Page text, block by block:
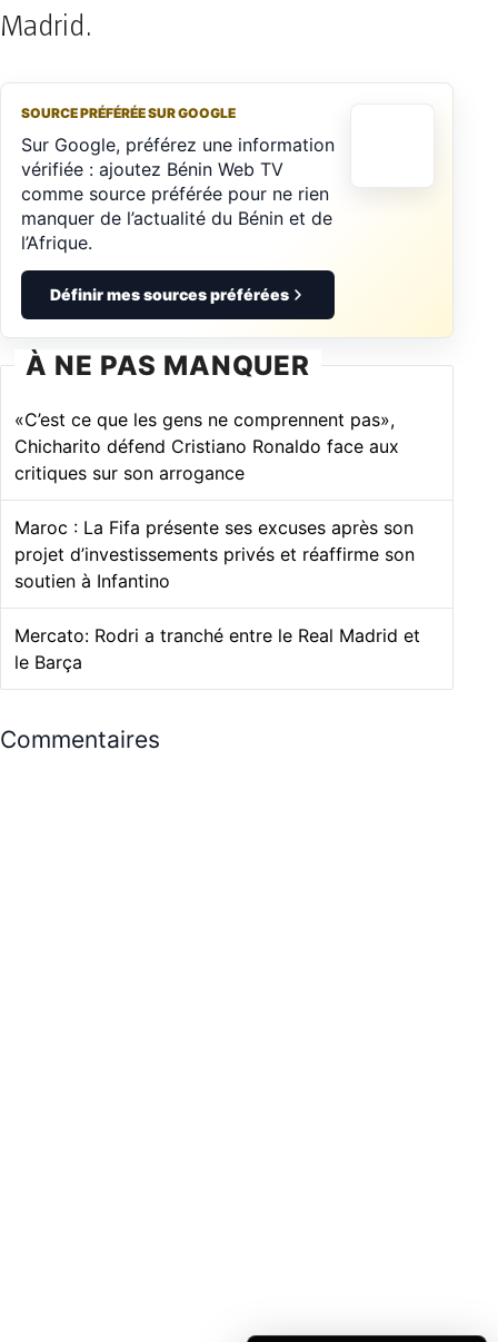
Madrid.
SOURCE PRÉFÉRÉE SUR GOOGLE
Sur Google, préférez une information
vérifiée : ajoutez Bénin Web TV
comme source préférée pour ne rien
manquer de l’actualité du Bénin et de
l’Afrique.
Définir mes sources préférées
À NE PAS MANQUER
«C’est ce que les gens ne comprennent pas»,
Chicharito défend Cristiano Ronaldo face aux
critiques sur son arrogance
Maroc : La Fifa présente ses excuses après son
projet d’investissements privés et réaffirme son
soutien à Infantino
Mercato: Rodri a tranché entre le Real Madrid et
le Barça
Commentaires